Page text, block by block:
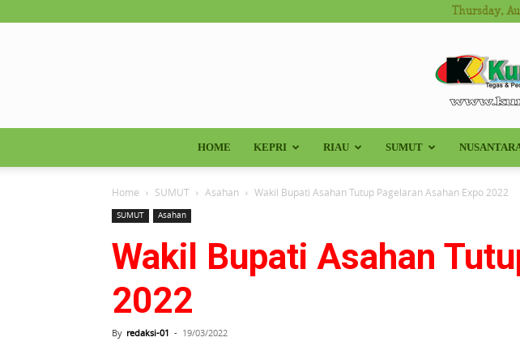
Thursday,
HOME KEPRI RIAU SUMUT
Home SUMUT Asahan Wakil Bupati Asahan Tutup Pagelaran Asahan Expo 2022
SUMUT Asahan
Wakil Bupati Asahan
2022
By redaksi-01 - 19/03/2022